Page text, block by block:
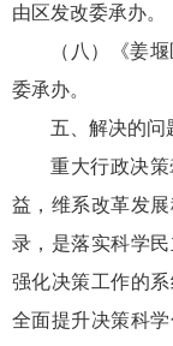
由区发改委承办。
（八）《姜
委承办。
五、解决的问
重大行政决
益，维系改革发
录，是落实科学
强化决策工作的
全面提升决策科